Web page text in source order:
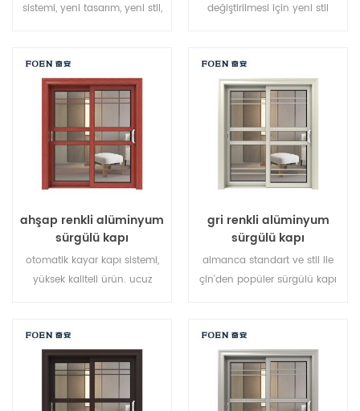
sistemi, yeni tasarım, yeni stil,
değiştirilmesi için yeni stil
ahşap renkli alüminyum
sürgülü kapı
otomatik kayar kapı sistemi,
yüksek kaliteli ürün. ucuz
gri renkli alüminyum
sürgülü kapı
almanca standart ve stil ile
çin'den popüler sürgülü kapı